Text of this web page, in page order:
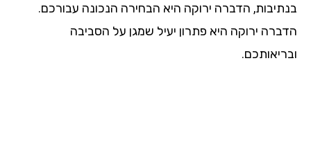
בנתיבות, הדברה ירוקה היא הבחירה הנכונה עבורכם.
הדברה ירוקה היא פתרון יעיל שמגן על הסביבה
ובריאותכם.